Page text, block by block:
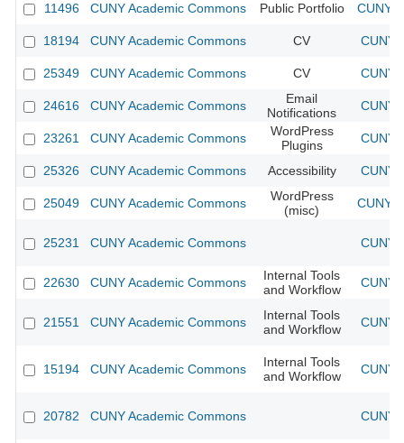
11496 CUNY Academic Commons Public Portfolio CUNY
18194 CUNY Academic Commons CV CUNY
25349 CUNY Academic Commons CV CUNY
24616 CUNY Academic Commons
Email
Notifications
CUNY
23261 CUNY Academic Commons
WordPress
Plugins
CUNY
25326 CUNY Academic Commons Accessibility CUNY
25049 CUNY Academic Commons
WordPress
(misc)
CUNY
25231 CUNY Academic Commons CUNY
22630 CUNY Academic Commons
Internal Tools
and Workflow
CUNY
21551 CUNY Academic Commons
Internal Tools
and Workflow
CUNY
15194 CUNY Academic Commons
Internal Tools
and Workflow
CUNY
20782 CUNY Academic Commons CUNY